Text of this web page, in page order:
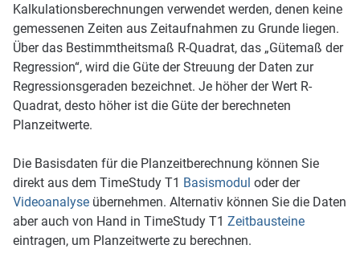
Kalkulationsberechnungen verwendet werden, denen keine
gemessenen Zeiten aus Zeitaufnahmen zu Grunde liegen.
Über das Bestimmtheitsmaß R-Quadrat, das „Gütemaß der
Regression“, wird die Güte der Streuung der Daten zur
Regressionsgeraden bezeichnet. Je höher der Wert R-
Quadrat, desto höher ist die Güte der berechneten
Planzeitwerte.
Die Basisdaten für die Planzeitberechnung können Sie
direkt aus dem TimeStudy T1 Basismodul oder der
Videoanalyseübernehmen. Alternativ können Sie die Daten
aber auch von Hand in TimeStudy T1 Zeitbausteine
eintragen, um Planzeitwerte zu berechnen.